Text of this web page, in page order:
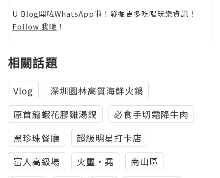
U Blog開咗WhatsApp啦！發掘更多吃喝玩樂資訊！
Follow 我哋 ！
相關話題
Vlog
深圳園林高質海鮮火鍋
原首龍蝦花膠雞湯鍋
必食手切霜降牛肉
黑珍珠餐廳
超級明星打卡店
富人高級場
火璽·堯
南山區